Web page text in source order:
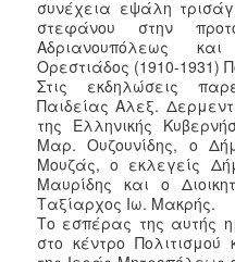
συνέχεια εψάλη
στεφάνου στην
Αδριανουπόλεως
Ορεστιάδος (1910-1931)
Στις εκδηλώσεις
Παιδείας Αλεξ.
της Ελληνικής
Μαρ. Ουζουνίδης, ο
Μουζάς, ο εκλεγείς
Μαυρίδης και ο
Ταξίαρχος Ιω. Μακρής.
Το εσπέρας της αυτής
στο κέντρο Πολιτισμού